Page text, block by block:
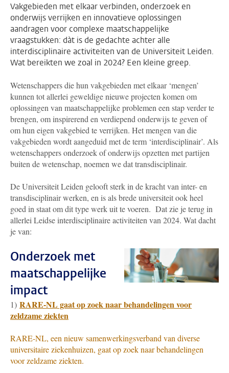
Vakgebieden met elkaar verbinden, onderzoek en
onderwijs verrijken en innovatieve oplossingen
aandragen voor complexe maatschappelijke
vraagstukken: dàt is de gedachte achter alle
interdisciplinaire activiteiten van de Universiteit Leiden.
Wat bereikten we zoal in 2024? Een kleine greep.
Wetenschappers die hun vakgebieden met elkaar ‘mengen’
kunnen tot allerlei geweldige nieuwe projecten komen om
oplossingen van maatschappelijke problemen een stap verder te
brengen, om inspirerend en verdiepend onderwijs te geven of
om hun eigen vakgebied te verrijken. Het mengen van die
vakgebieden wordt aangeduid met de term ‘interdisciplinair’. Als
wetenschappers onderzoek of onderwijs opzetten met partijen
buiten de wetenschap, noemen we dat transdisciplinair.
De Universiteit Leiden gelooft sterk in de kracht van inter- en
transdisciplinair werken, en is als brede universiteit ook heel
goed in staat om dit type werk uit te voeren. Dat zie je terug in
allerlei Leidse interdisciplinaire activiteiten van 2024. Wat dacht
je van:
Onderzoek met
maatschappelijke
impact
1) RARE-NL gaat op zoek naar behandelingen voor
zeldzame ziekten
RARE-NL, een nieuw samenwerkingsverband van diverse
universitaire ziekenhuizen, gaat op zoek naar behandelingen
voor zeldzame ziekten.